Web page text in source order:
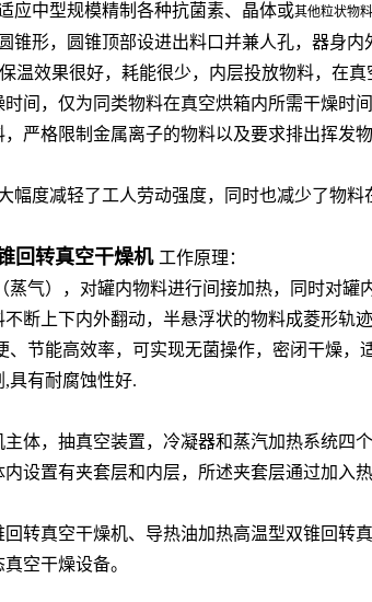
应中型规模精制各种抗菌素、晶体或其他粒状物
锥形，圆锥顶部设进出料口并兼人孔，器身
温效果很好，耗能很少，内层投放物料，在
间，仅为同类物料在真空烘箱内所需干燥
严格限制金属离子的物料以及要求排出挥发
幅度减轻了工人劳动强度，同时也减少了物
回转真空干燥机 工作原理：
气），对罐内物料进行间接加热，同时对
断上下内外翻动，半悬浮状的物料成菱形轨
节能高效率，可实现无菌操作，密闭干燥
具有耐腐蚀性好.
体，抽真空装置，冷凝器和蒸汽加热系统
设置有夹套层和内层，所述夹套层通过加入
转真空干燥机、导热油加热高温型双锥回
空干燥设备。